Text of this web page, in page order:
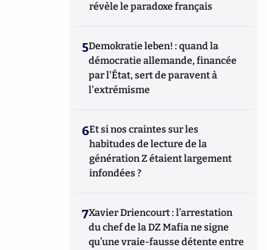
révèle le paradoxe français
5Demokratie leben! : quand la
démocratie allemande, financée
par l'État, sert de paravent à
l'extrémisme
6Et si nos craintes sur les
habitudes de lecture de la
génération Z étaient largement
infondées ?
7Xavier Driencourt : l’arrestation
du chef de la DZ Mafia ne signe
qu’une vraie-fausse détente entre